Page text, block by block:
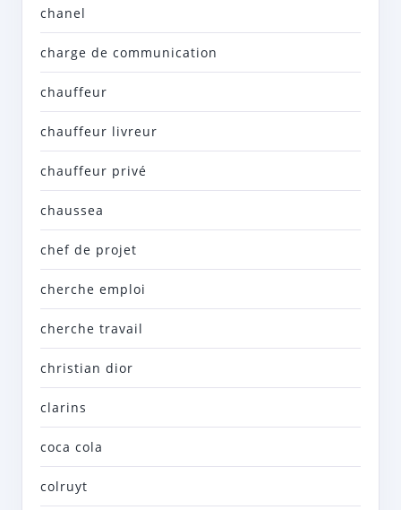
chanel
charge de communication
chauffeur
chauffeur livreur
chauffeur privé
chaussea
chef de projet
cherche emploi
cherche travail
christian dior
clarins
coca cola
colruyt